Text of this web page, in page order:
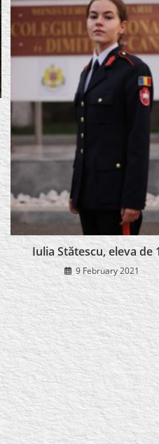
Iulia Stătescu, eleva de
9 February 2021